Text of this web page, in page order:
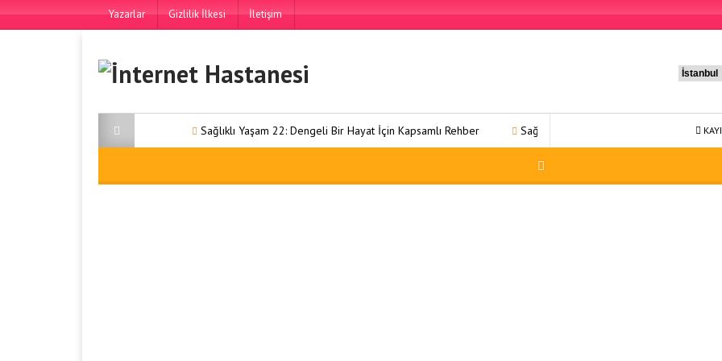
Yazarlar Gizlilik İlkesi İletişim
Sağlıklı Yaşam 22: Dengeli Bir Hayat İçin Kapsamlı Rehber Sağlıklı Yaşam 31: Kapsamlı Bir Refah